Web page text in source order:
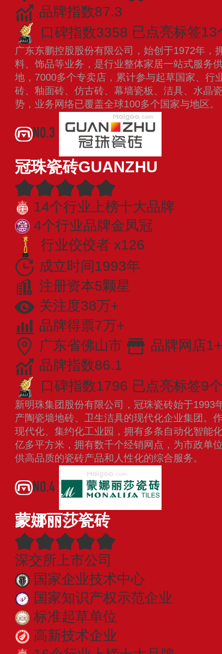
品牌指数87.3
口碑指数3358 已点亮标签13
广东东鹏控股股份有限公司，始创于1972年，
料、饰品等业务，是行业整体家居一站式服务
地，7000多个专卖店，累计参与起草国家、行
砖、釉面砖、仿古砖、幕墙瓷板、洁具、水晶
势，业务网络已覆盖全球100多个国家与地区。
NO.3
冠珠瓷砖GUANZHU
14个行业上榜十大品牌
4个行业品牌金凤冠
行业佼佼者 x126
成立时间1993年
注册资本5颗星
关注度38万+
品牌得票7万+
广东省佛山市
品牌网店1+
品牌指数86.1
口碑指数1796 已点亮标签9
新明珠集团股份有限公司，冠珠瓷砖始于1993
产陶瓷墙地砖、卫生洁具的现代化企业集团。
现代化、集约化工业园，拥有多条自动化智能
亿多平方米，拥有数千个经销网点，为市政单
供高品质的瓷砖产品和人性化的综合服务。
NO.4
蒙娜丽莎瓷砖
深交所上市公司
国家企业技术中心
国家知识产权示范企业
标准起草单位
高新技术企业